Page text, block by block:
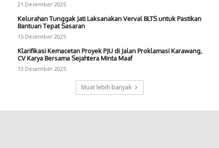
21 Desember 2025
Kelurahan Tunggak Jati Laksanakan Verval BLTS untuk Pastikan
Bantuan Tepat Sasaran
15 Desember 2025
Klarifikasi Kemacetan Proyek PJU di Jalan Proklamasi Karawang,
CV Karya Bersama Sejahtera Minta Maaf
13 Desember 2025
Muat lebih banyak